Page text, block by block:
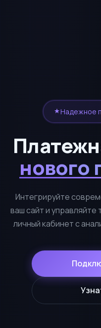
Надежное
нового
Интегрируйте
ваш сайт и
личный кабинет с